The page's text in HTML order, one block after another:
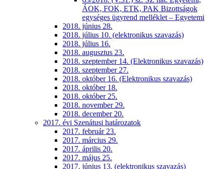
ÁOK, FOK, ETK, PAK Bizottságok
egységes ügyrend melléklet – Egyetemi
2018. június 28.
2018. július 10. (elektronikus szavazás)
2018. július 16.
2018. augusztus 23.
2018. szeptember 14. (Elektronikus szavazás)
2018. szeptember 27.
2018. október 16. (Elektronikus szavazás)
2018. október 18.
2018. október 25.
2018. november 29.
2018. december 20.
2017. évi Szenátusi határozatok
2017. február 23.
2017. március 29.
2017. április 20.
2017. május 25.
2017. június 13. (elektronikus szavazás)